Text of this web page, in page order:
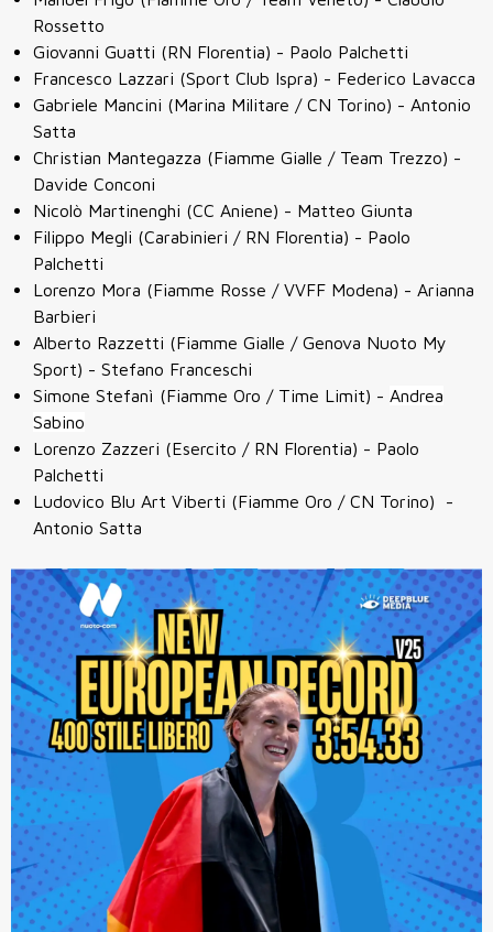
Rossetto
Giovanni Guatti (RN Florentia) - Paolo Palchetti
Francesco Lazzari (Sport Club Ispra) - Federico Lavacca
Gabriele Mancini (Marina Militare / CN Torino) - Antonio
Satta
Christian Mantegazza (Fiamme Gialle / Team Trezzo) -
Davide Conconi
Nicolò Martinenghi (CC Aniene) - Matteo Giunta
Filippo Megli (Carabinieri / RN Florentia) - Paolo
Palchetti
Lorenzo Mora (Fiamme Rosse / VVFF Modena) - Arianna
Barbieri
Alberto Razzetti (Fiamme Gialle / Genova Nuoto My
Sport) - Stefano Franceschi
Simone Stefanì (Fiamme Oro / Time Limit) - Andrea
Sabino
Lorenzo Zazzeri (Esercito / RN Florentia) - Paolo
Palchetti
Ludovico Blu Art Viberti (Fiamme Oro / CN Torino) -
Antonio Satta